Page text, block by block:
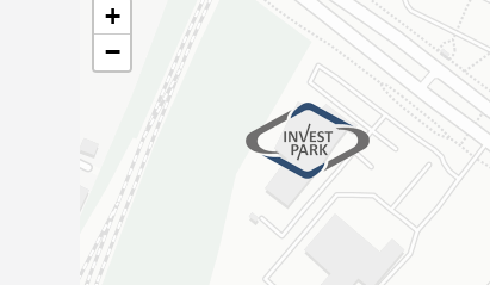
+
−